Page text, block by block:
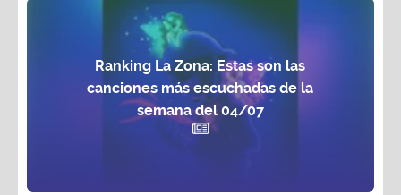
Ranking La Zona: Estas son las
canciones más escuchadas de la
semana del 04/07